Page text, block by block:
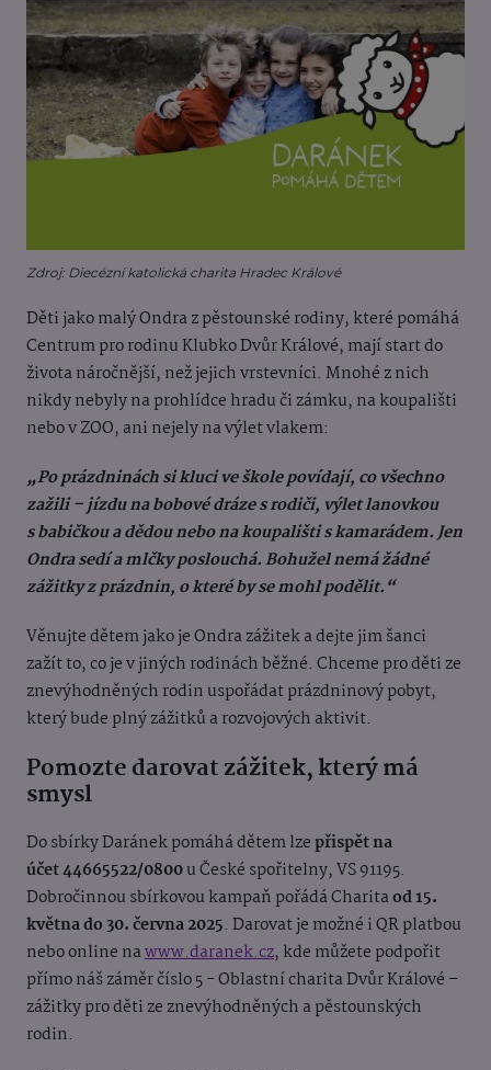
Zdroj: Diecézní katolická charita Hradec Králové
Děti jako malý Ondra z pěstounské rodiny, které pomáhá
Centrum pro rodinu Klubko Dvůr Králové, mají start do
života náročnější, než jejich vrstevníci. Mnohé z nich
nikdy nebyly na prohlídce hradu či zámku, na koupališti
nebo v ZOO, ani nejely na výlet vlakem:
„Po prázdninách si kluci ve škole povídají, co všechno
zažili – jízdu na bobové dráze s rodiči, výlet lanovkou
s babičkou a dědou nebo na koupališti s kamarádem. Jen
Ondra sedí a mlčky poslouchá. Bohužel nemá žádné
zážitky z prázdnin, o které by se mohl podělit.“
Věnujte dětem jako je Ondra zážitek a dejte jim šanci
zažít to, co je v jiných rodinách běžné. Chceme pro děti ze
znevýhodněných rodin uspořádat prázdninový pobyt,
který bude plný zážitků a rozvojových aktivit.
Pomozte darovat zážitek, který má
smysl
Do sbírky Daránek pomáhá dětem lze přispět na
účet 44665522/0800u České spořitelny, VS 91195.
Dobročinnou sbírkovou kampaň pořádá Charitaod 15.
května do 30. června 2025. Darovat je možné i QR platbou
nebo online nawww.daranek.cz, kde můžete podpořit
přímo náš záměr číslo 5 - Oblastní charita Dvůr Králové –
zážitky pro děti ze znevýhodněných a pěstounských
rodin.